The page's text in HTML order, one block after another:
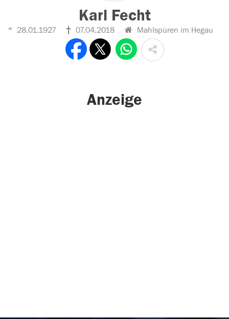
Karl Fecht
28.01.1927 07.04.2018 Mahlspüren im Hegau
Anzeige